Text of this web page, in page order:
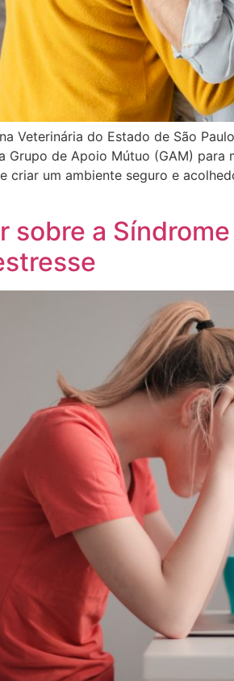
Veterinária do Estado de São
Grupo de Apoio Mútuo (GAM)
criar um ambiente seguro e
sobre a